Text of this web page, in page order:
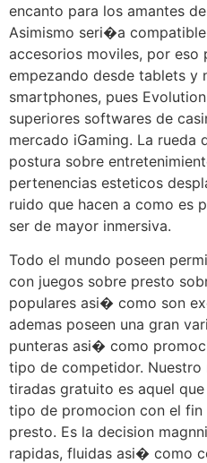
encanto para los amantes
Asimismo seri�a
accesorios moviles, por eso
empezando desde tablets y
smartphones, pues
superiores softwares de
mercado iGaming. La rueda
postura sobre
pertenencias esteticos
ruido que hacen a como es
ser de mayor inmersiva.
Todo el mundo poseen
con juegos sobre presto
populares asi� como son
ademas poseen una gran
punteras asi� como
tipo de competidor. Nuestro
tiradas gratuito es aquel
tipo de promocion con el fin
presto. Es la decision
rapidas, fluidas asi� como